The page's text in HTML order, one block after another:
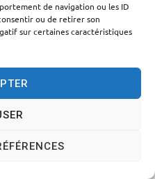
de navigation ou les ID
ou de retirer son
sur certaines caractéristiques
Mentions légales
données personnelles